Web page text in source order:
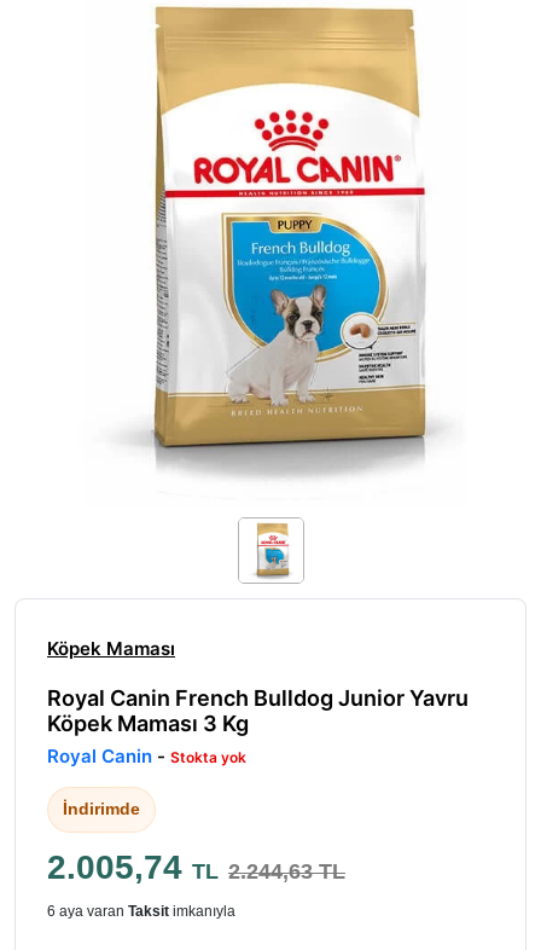
Köpek Maması
Royal Canin French Bulldog Junior Yavru
Köpek Maması 3 Kg
Royal Canin - Stokta yok
İndirimde
2.005,74 TL 2.244,63 TL
6 aya varan Taksit imkanıyla